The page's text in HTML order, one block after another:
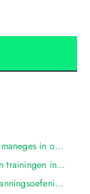
Paardrijlessen voor beginners bij maneges in oldenzaal
Gevorderde paardrijtechnieken en trainingen in oldenzaal
Paardrijden als therapie en ontspanningsoefeningen in oldenzaal